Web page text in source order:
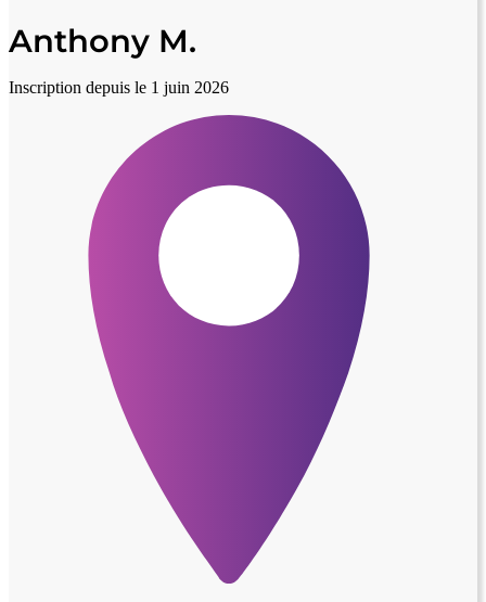
Anthony M.
Inscription depuis le 1 juin 2026